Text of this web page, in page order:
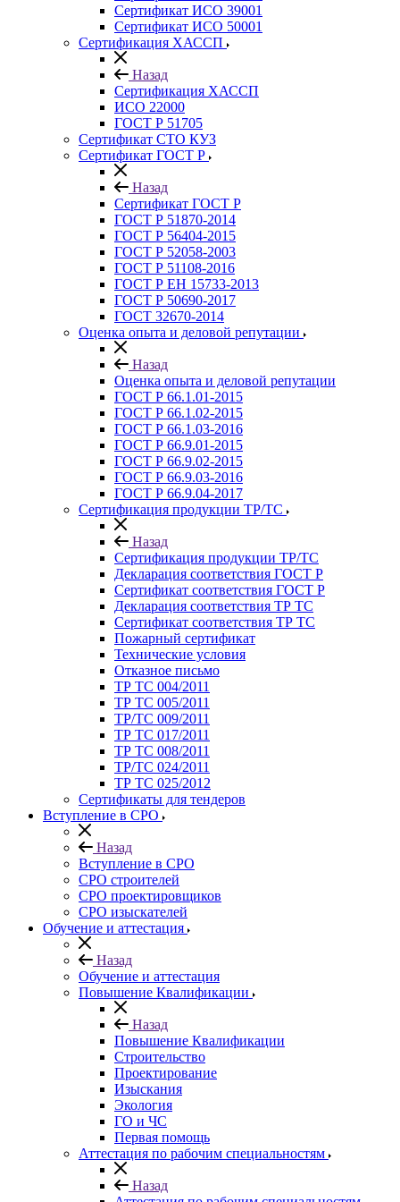
Сертификат ИСО 39001
Сертификат ИСО 50001
Сертификация ХАССП
Назад
Сертификация ХАССП
ИСО 22000
ГОСТ Р 51705
Сертификат СТО КУЗ
Сертификат ГОСТ Р
Назад
Сертификат ГОСТ Р
ГОСТ Р 51870-2014
ГОСТ Р 56404-2015
ГОСТ Р 52058-2003
ГОСТ Р 51108-2016
ГОСТ Р ЕН 15733-2013
ГОСТ Р 50690-2017
ГОСТ 32670-2014
Оценка опыта и деловой репутации
Назад
Оценка опыта и деловой репутации
ГОСТ Р 66.1.01-2015
ГОСТ Р 66.1.02-2015
ГОСТ Р 66.1.03-2016
ГОСТ Р 66.9.01-2015
ГОСТ Р 66.9.02-2015
ГОСТ Р 66.9.03-2016
ГОСТ Р 66.9.04-2017
Сертификация продукции ТР/ТС
Назад
Сертификация продукции ТР/ТС
Декларация соответствия ГОСТ Р
Сертификат соответствия ГОСТ Р
Декларация соответствия ТР ТС
Сертификат соответствия ТР ТС
Пожарный сертификат
Технические условия
Отказное письмо
ТР ТС 004/2011
ТР ТС 005/2011
ТР/ТС 009/2011
ТР ТС 017/2011
ТР ТС 008/2011
ТР/ТС 024/2011
ТР ТС 025/2012
Сертификаты для тендеров
Вступление в СРО
Назад
Вступление в СРО
СРО строителей
СРО проектировщиков
СРО изыскателей
Обучение и аттестация
Назад
Обучение и аттестация
Повышение Квалификации
Назад
Повышение Квалификации
Строительство
Проектирование
Изыскания
Экология
ГО и ЧС
Первая помощь
Аттестация по рабочим специальностям
Назад